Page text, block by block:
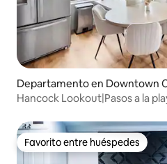
Departamento en Downtown
Hancock Lookout|Pasos a la
Favorito entre huéspedes
Favorito entre huéspedes